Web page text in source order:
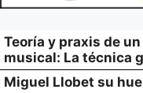
Teoría y praxis de
musical: La técnica
Miguel Llobet su